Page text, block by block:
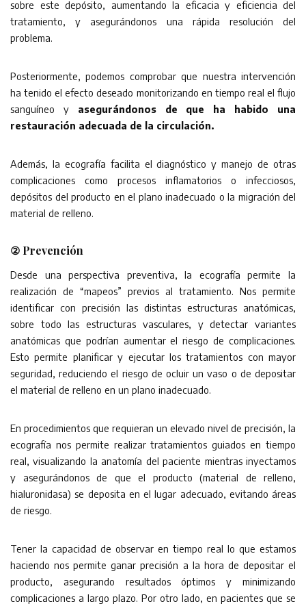
sobre este depósito, aumentando la eficacia y eficiencia del
tratamiento, y asegurándonos una rápida resolución del
problema.
Posteriormente, podemos comprobar que nuestra intervención
ha tenido el efecto deseado monitorizando en tiempo real el flujo
sanguíneo y asegurándonos de que ha habido una
restauración adecuada de la circulación.
Además, la ecografía facilita el diagnóstico y manejo de otras
complicaciones como procesos inflamatorios o infecciosos,
depósitos del producto en el plano inadecuado o la migración del
material de relleno.
② Prevención
Desde una perspectiva preventiva, la ecografía permite la
realización de “mapeos” previos al tratamiento. Nos permite
identificar con precisión las distintas estructuras anatómicas,
sobre todo las estructuras vasculares, y detectar variantes
anatómicas que podrían aumentar el riesgo de complicaciones.
Esto permite planificar y ejecutar los tratamientos con mayor
seguridad, reduciendo el riesgo de ocluir un vaso o de depositar
el material de relleno en un plano inadecuado.
En procedimientos que requieran un elevado nivel de precisión, la
ecografía nos permite realizar tratamientos guiados en tiempo
real, visualizando la anatomía del paciente mientras inyectamos
y asegurándonos de que el producto (material de relleno,
hialuronidasa) se deposita en el lugar adecuado, evitando áreas
de riesgo.
Tener la capacidad de observar en tiempo real lo que estamos
haciendo nos permite ganar precisión a la hora de depositar el
producto, asegurando resultados óptimos y minimizando
complicaciones a largo plazo. Por otro lado, en pacientes que se